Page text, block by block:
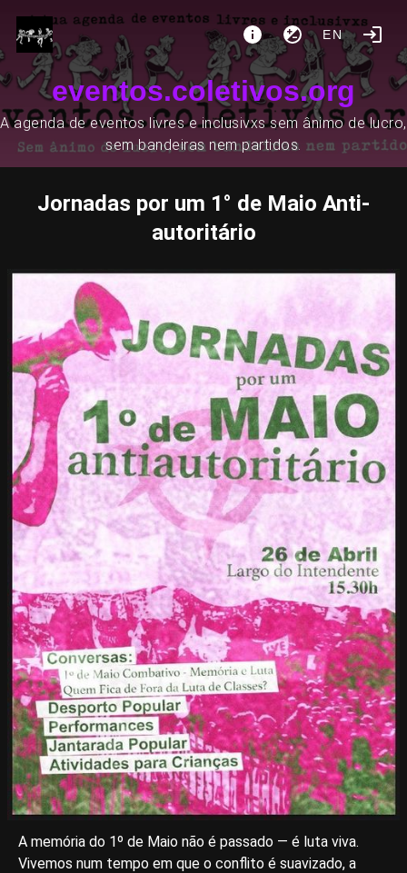
EN
eventos.coletivos.org
A agenda de eventos livres e inclusivxs sem ânimo de lucro,
sem bandeiras nem partidos.
Jornadas por um 1° de Maio Anti-
autoritário
A memória do 1º de Maio não é passado — é luta viva.
Vivemos num tempo em que o conflito é suavizado, a